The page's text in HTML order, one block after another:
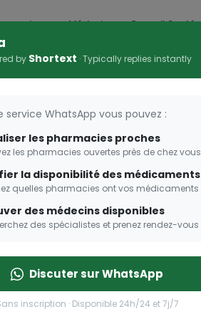
Médecins Conseil Santé
enceintes
by Shortext · Typically replies instantly
service WhatsApp vous pouvez :
les pharmacies proches
les pharmacies ouvertes près de chez vous
la disponibilité des médicaments
quelles pharmacies ont vos médicaments
des médecins disponibles
des spécialistes et prenez rendez-vous
Discuter sur WhatsApp
inscription · Disponible 24h/24 et 7j/7